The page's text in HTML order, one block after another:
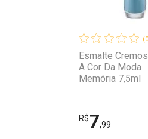
Esmalte
A Cor Da Moda
Memória 7,5ml
R$7,99